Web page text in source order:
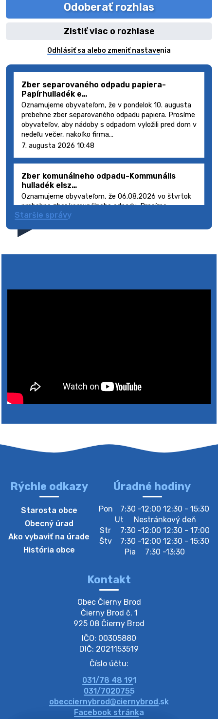
Odoberať rozhlas
Zistiť viac o rozhlase
Odhlásiť sa alebo zmeniť nastavenia
Zber separovaného odpadu papiera-
Papírhulladék e…
Oznamujeme obyvateľom, že v pondelok 10. augusta
prebehne zber separovaného odpadu papiera. Prosíme
obyvateľov, aby nádoby s odpadom vyložili pred dom v
nedeľu večer, nakoľko firma…
7. augusta 2026 10:48
Zber komunálneho odpadu-Kommunális
hulladék elsz…
Oznamujeme obyvateľom, že 06.08.2026 vo štvrtok
prebehne zber komunálneho odpadu. Prosíme
obyvateľov, aby smetné nádoby s odpadom vyložili
5. augusta 2026 08:41
4. augusta 2026 10:05
Zberný dvor-Gyűjtőudvar
Oznamujeme obyvateľom, že v stredu 05. augusta
bude zberný dvor zatvorený. Értesítjük a lakosokat,
hogy szerdán augusztus 05-én a gyűjtőudvar zárva
lesz https://ciernybrod.sk?p=214…
Zber separovaného odpadu plastu-
Szeparált műanya…
Oznamujeme obyvateľom, že v stredu 05. augusta
prebehne zber separovaného odpadu plastu. Prosíme
obyvateľov, aby vrecia s odpadom vyložili pred dom už
večer vopred, nakoľko firma F…
4. augusta 2026 09:51
Oznámenie o plánovanom prerušení dodávky
elektri…
Oznamujeme Vám, že v určitých dňoch bude v
Staršie správy
Rýchle odkazy
Starosta obce
Obecný úrad
Ako vybaviť na úrade
História obce
Úradné hodiny
Pon
7:30 -12:00 12:30 - 15:30
Ut
Nestránkový deň
Str
7:30 -12:00 12:30 - 17:00
Štv
7:30 -12:00 12:30 - 15:30
Pia
7:30 -13:30
Kontakt
Obec Čierny Brod
Čierny Brod č. 1
925 08 Čierny Brod
IČO: 00305880
DIČ: 2021153519
Číslo účtu:
031/78 48 191
031/7020755
obecciernybrod@ciernybrod.sk
Facebook stránka